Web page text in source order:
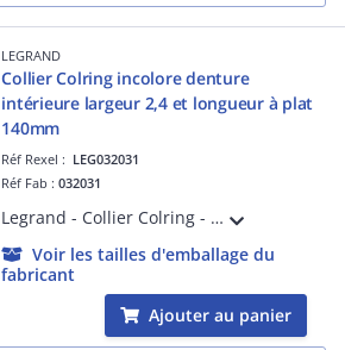
LEGRAND
Collier Colring incolore denture
intérieure largeur 2,4 et longueur à plat
140mm
Réf Rexel : LEG032031
Réf Fab :032031
Legrand - Collier Colring - dent int polyamide 6/6 - l 2,4 - L 140 - incolore (blist)
Voir les tailles d'emballage du
fabricant
Ajouter au panier